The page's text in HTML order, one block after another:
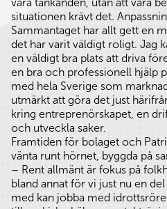
situationen krävt det.
Sammantaget har allt gett en
det har varit väldigt roligt. Jag
en väldigt bra plats att driva
en bra och professionell hjälp
med hela Sverige som
utmärkt att göra det just
kring entreprenörskapet, en
och utveckla saker.
Framtiden för bolaget och
vänta runt hörnet, byggda på
– Rent allmänt är fokus på
bland annat för vi just nu en
med kan jobba med